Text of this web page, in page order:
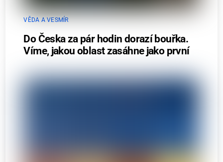
VĚDA A VESMÍR
Do Česka za pár hodin dorazí bouřka.
Víme, jakou oblast zasáhne jako první